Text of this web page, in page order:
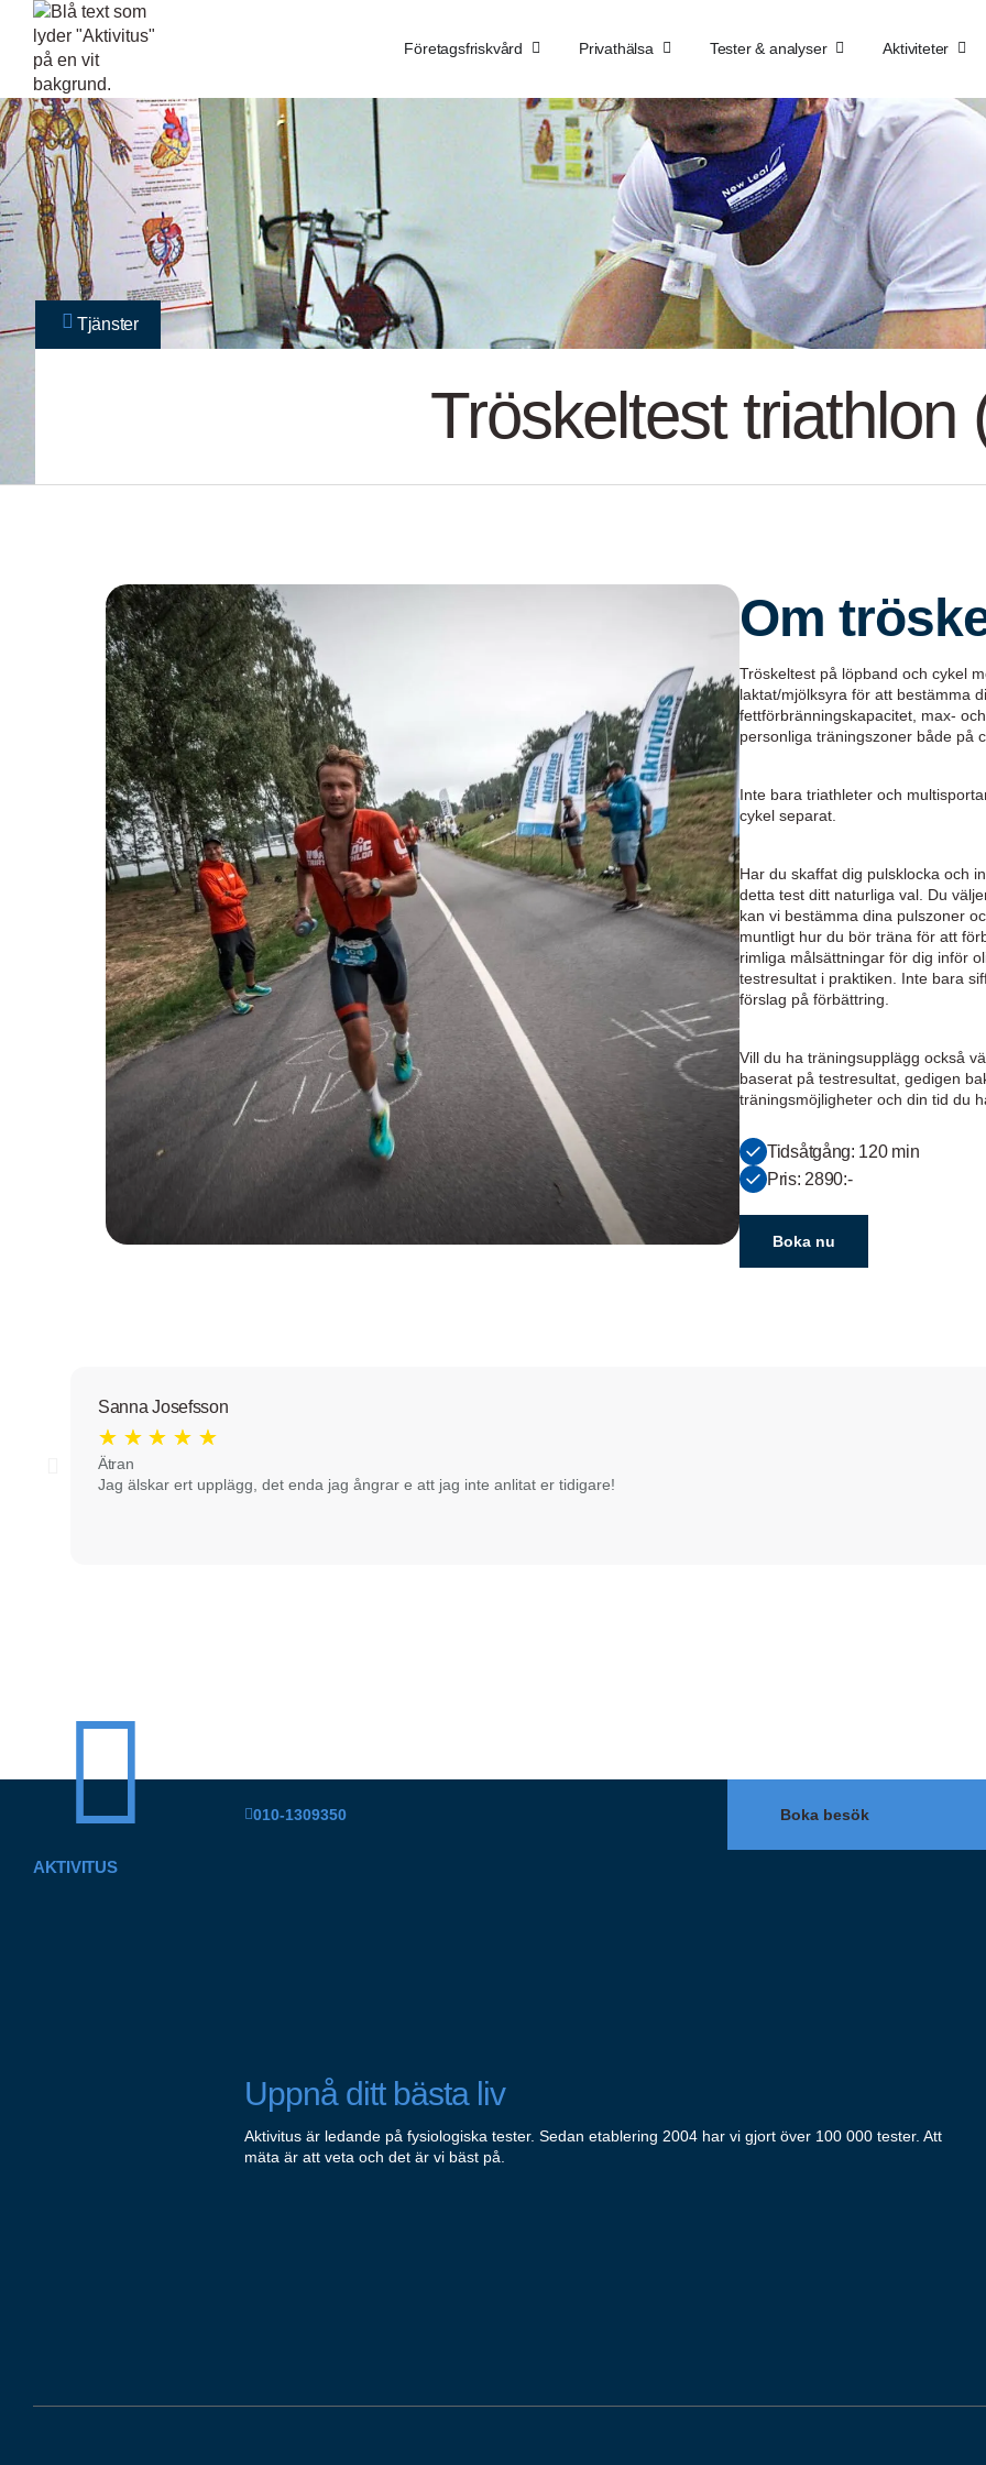
Företagsfriskvård Privathälsa Tester & analyser Aktiviteter
Tjänster
Tröskeltest triathlon
Om
Tröskeltest på löpband och cykel
laktat/mjölksyra för att bestämma
fettförbränningskapacitet, max-
personliga träningszoner både på
Inte bara triathleter och
cykel separat.
Har du skaffat dig pulsklocka och
detta test ditt naturliga val. Du
kan vi bestämma dina pulszoner
muntligt hur du bör träna för att
rimliga målsättningar för dig inför
testresultat i praktiken. Inte bara
förslag på förbättring.
Vill du ha träningsupplägg också
baserat på testresultat, gedigen
träningsmöjligheter och din tid du
Tidsåtgång: 120 min
Pris: 2890:-
Boka nu
Sanna Josefsson
★ ★ ★ ★ ★
Ätran
Jag älskar ert upplägg, det enda jag ångrar e att jag inte anlitat er tidigare!
010-1309350 Boka besök
AKTIVITUS
Uppnå ditt bästa liv
Aktivitus är ledande på fysiologiska tester. Sedan etablering 2004 har vi gjort över 100 000 tester. Att
mäta är att veta och det är vi bäst på.